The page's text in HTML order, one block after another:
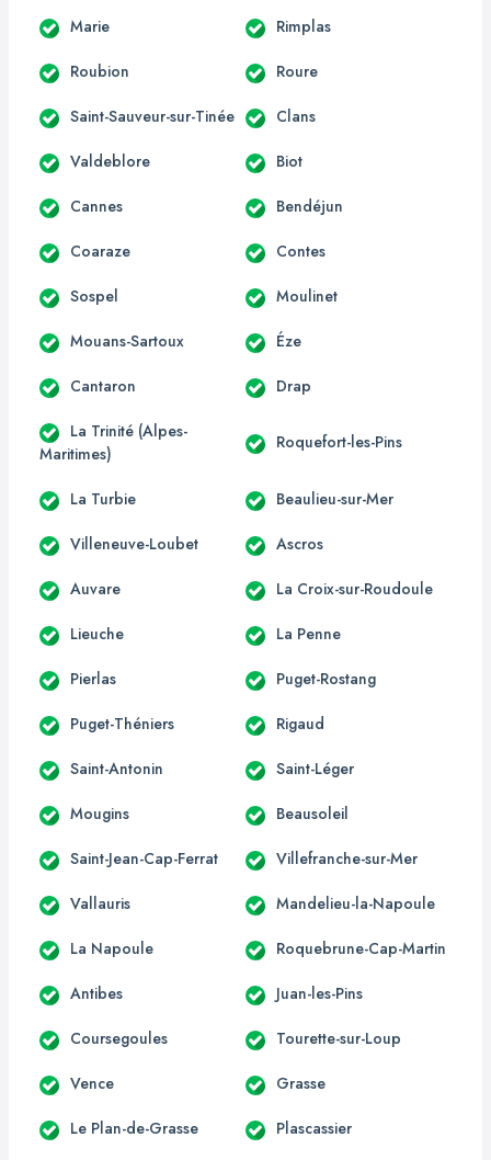
Marie Rimplas
Roubion Roure
Saint-Sauveur-sur-Tinée Clans
Valdeblore Biot
Cannes Bendéjun
Coaraze Contes
Sospel Moulinet
Mouans-Sartoux Éze
Cantaron Drap
La Trinité (Alpes-
Maritimes)
Roquefort-les-Pins
La Turbie Beaulieu-sur-Mer
Villeneuve-Loubet Ascros
Auvare La Croix-sur-Roudoule
Lieuche La Penne
Pierlas Puget-Rostang
Puget-Théniers Rigaud
Saint-Antonin Saint-Léger
Mougins Beausoleil
Saint-Jean-Cap-Ferrat Villefranche-sur-Mer
Vallauris Mandelieu-la-Napoule
La Napoule Roquebrune-Cap-Martin
Antibes Juan-les-Pins
Coursegoules Tourette-sur-Loup
Vence Grasse
Le Plan-de-Grasse Plascassier